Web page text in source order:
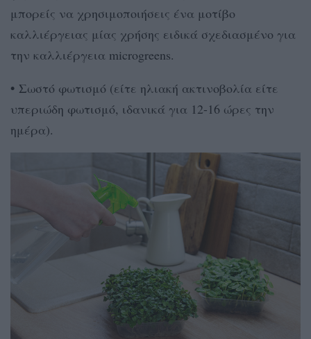
μπορείς να χρησιμοποιήσεις ένα μοτίβο
καλλιέργειας μίας χρήσης ειδικά σχεδιασμένο για
την καλλιέργεια microgreens.
• Σωστό φωτισμό (είτε ηλιακή ακτινοβολία είτε
υπεριώδη φωτισμό, ιδανικά για 12-16 ώρες την
ημέρα).